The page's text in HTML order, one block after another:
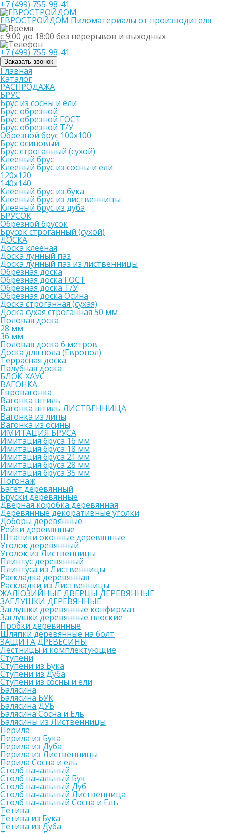
+7 (499) 755-98-41
ЕВРОСТРОЙДОМ Пиломатериалы от производителя
с 9:00 до 18:00 без перерывов и выходных
+7 (499) 755-98-41
Заказать звонок
Главная
Каталог
РАСПРОДАЖА
БРУС
Брус из сосны и ели
Брус обрезной
Брус обрезной ГОСТ
Брус обрезной Т/У
Обрезной брус 100х100
Брус осиновый
Брус строганный (сухой)
Клееный брус
Клееный брус из сосны и ели
120х120
140х140
Клееный брус из бука
Клееный брус из лиственницы
Клееный брус из дуба
БРУСОК
Обрезной брусок
Брусок строганный (сухой)
ДОСКА
Доска клееная
Доска лунный паз
Доска лунный паз из лиственницы
Обрезная доска
Обрезная доска ГОСТ
Обрезная доска Т/У
Обрезная доска Осина
Доска строганная (сухая)
Доска сухая строганная 50 мм
Половая доска
28 мм
36 мм
Половая доска 6 метров
Доска для пола (Европол)
Террасная доска
Палубная доска
БЛОК-ХАУС
ВАГОНКА
Евровагонка
Вагонка штиль
Вагонка штиль ЛИСТВЕННИЦА
Вагонка из липы
Вагонка из осины
ИМИТАЦИЯ БРУСА
Имитация бруса 16 мм
Имитация бруса 18 мм
Имитация бруса 21 мм
Имитация бруса 28 мм
Имитация бруса 35 мм
Погонаж
Багет деревянный
Бруски деревянные
Дверная коробка деревянная
Деревянные декоративные уголки
Доборы деревянные
Рейки деревянные
Штапики оконные деревянные
Уголок деревянный
Уголок из Лиственницы
Плинтус деревянный
Плинтуса из Лиственницы
Раскладка деревянная
Раскладки из Лиственницы
ЖАЛЮЗИЙНЫЕ ДВЕРЦЫ ДЕРЕВЯННЫЕ
ЗАГЛУШКИ ДЕРЕВЯННЫЕ
Заглушки деревянные конфирмат
Заглушки деревянные плоские
Пробки деревянные
Шляпки деревянные на болт
ЗАЩИТА ДРЕВЕСИНЫ
Лестницы и комплектующие
Ступени
Ступени из Бука
Ступени из Дуба
Ступени из сосны и ели
Балясина
Балясина БУК
Балясина ДУБ
Балясина Сосна и Ель
Балясины из Лиственницы
Перила
Перила из Бука
Перила из Дуба
Перила из Лиственницы
Перила Сосна и ель
Столб начальный
Столб начальный Бук
Столб начальный Дуб
Столб начальный Лиственница
Столб начальный Сосна и Ель
Тетива
Тетива из Бука
Тетива из Дуба